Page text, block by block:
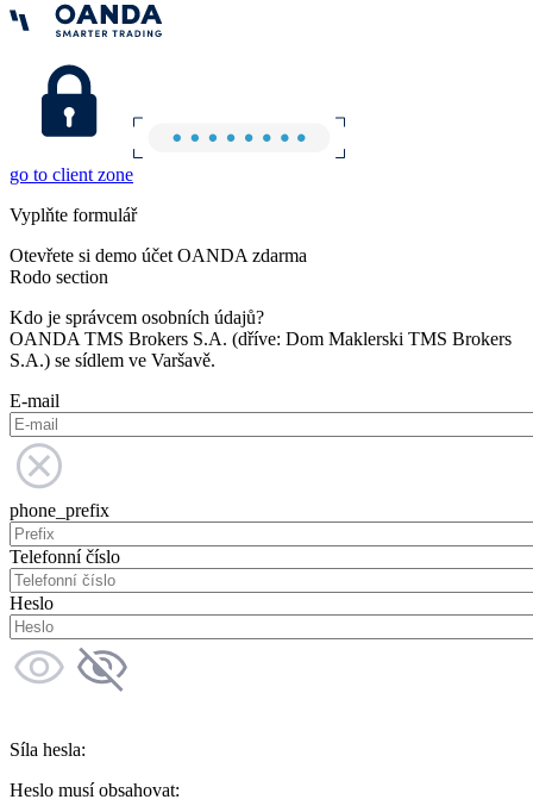
go to client zone
Vyplňte formulář
Otevřete si demo účet OANDA zdarma
Rodo section
Kdo je správcem osobních údajů?
OANDA TMS Brokers S.A. (dříve: Dom Maklerski TMS Brokers
S.A.) se sídlem ve Varšavě.
E-mail
phone_prefix
Telefonní číslo
Heslo
Síla hesla:
Heslo musí obsahovat: